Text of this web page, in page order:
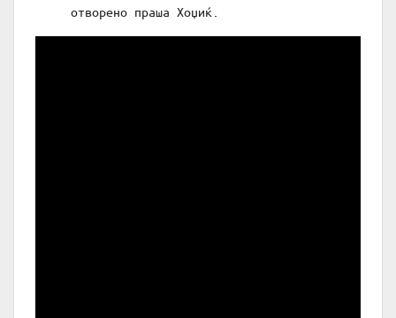
отворено праша Хоџиќ.